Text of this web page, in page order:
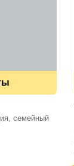
семейный